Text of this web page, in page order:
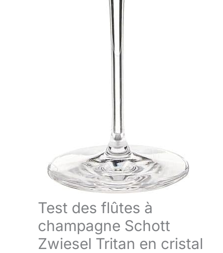
Test des flûtes à
champagne Schott
Zwiesel Tritan en cristal